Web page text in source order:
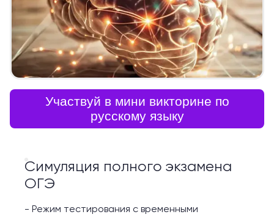
Участвуй в мини викторине по
русскому языку
Симуляция полного экзамена
ОГЭ
- Режим тестирования с временными